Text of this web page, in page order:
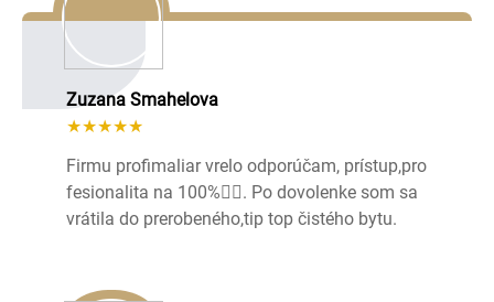
Zuzana Smahelova
★★★★★
Firmu profimaliar vrelo odporúčam, prístup,pro
fesionalita na 100%👌🏻. Po dovolenke som sa
vrátila do prerobeného,tip top čistého bytu.